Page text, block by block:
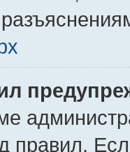
правил.